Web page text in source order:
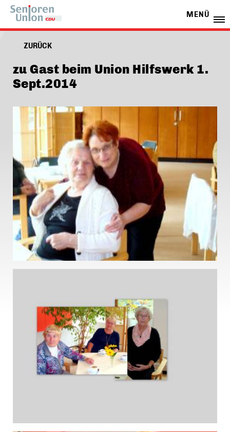
MENÜ
ZURÜCK
zu Gast beim Union Hilfswerk 1.
Sept.2014